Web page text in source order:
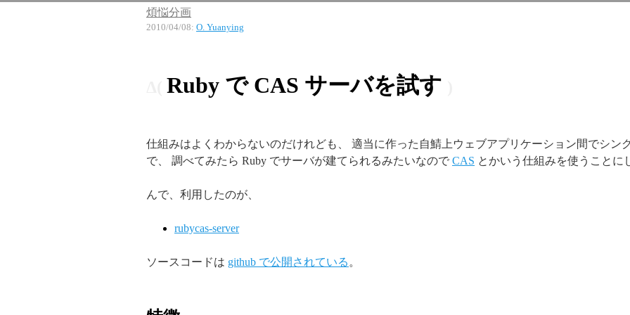
煩悩分画
2010/04/08: O. Yuanying
Ruby で CAS サーバを試す
仕組みはよくわからないのだけれども、 適当に作った自鯖上ウェブアプリケーション間でシン
で、 調べてみたら Ruby でサーバが建てられるみたいなので CAS とかいう仕組みを使うことに
んで、利用したのが、
rubycas-server
ソースコードは github で公開されている 。